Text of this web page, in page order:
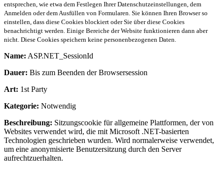
entsprechen, wie etwa dem Festlegen Ihrer Datenschutzeinstellungen, dem
Anmelden oder dem Ausfüllen von Formularen. Sie können Ihren Browser so
einstellen, dass diese Cookies blockiert oder Sie über diese Cookies
benachrichtigt werden. Einige Bereiche der Website funktionieren dann aber
nicht. Diese Cookies speichern keine personenbezogenen Daten.
Name: ASP.NET_SessionId
Dauer: Bis zum Beenden der Browsersession
Art: 1st Party
Kategorie: Notwendig
Beschreibung: Sitzungscookie für allgemeine Plattformen, der von
Websites verwendet wird, die mit Microsoft .NET-basierten
Technologien geschrieben wurden. Wird normalerweise verwendet,
um eine anonymisierte Benutzersitzung durch den Server
aufrechtzuerhalten.